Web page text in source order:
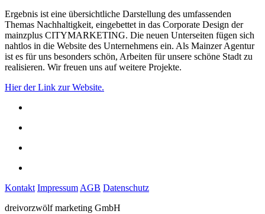
Ergebnis ist eine übersichtliche Darstellung des umfassenden
Themas Nachhaltigkeit, eingebettet in das Corporate Design der
mainzplus CITYMARKETING. Die neuen Unterseiten fügen sich
nahtlos in die Website des Unternehmens ein. Als Mainzer Agentur
ist es für uns besonders schön, Arbeiten für unsere schöne Stadt zu
realisieren. Wir freuen uns auf weitere Projekte.
Hier der Link zur Website.
Kontakt ImpressumAGB Datenschutz
dreivorzwölf marketing GmbH